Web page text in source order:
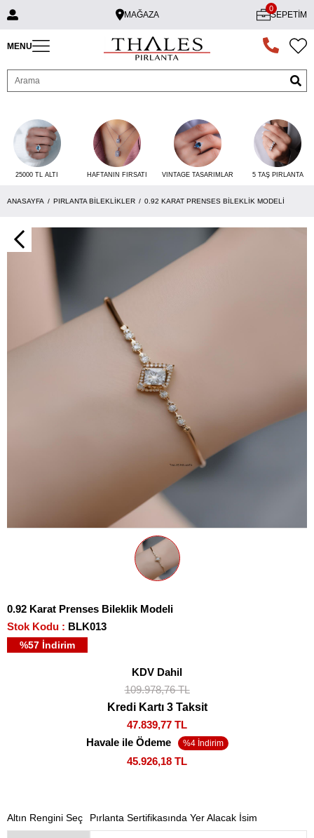
MAĞAZA SEPETIM
0
MENU
25000 TL ALTI HAFTANIN FIRSATI VINTAGE TASARIMLAR 5 TAŞ PIRLANTA
ANASAYFA PIRLANTA BILEKLIKLER 0.92 KARAT PRENSES BILEKLIK MODELI
0.92 Karat Prenses Bileklik Modeli
Stok Kodu
BLK013
%57 İndirim
KDV Dahil
109.978,76 TL
Kredi Kartı 3 Taksit
47.839,77 TL
Havale ile Ödeme
45.926,18 TL
Altın Rengini Seç Pırlanta Sertifikasında Yer Alacak İsim